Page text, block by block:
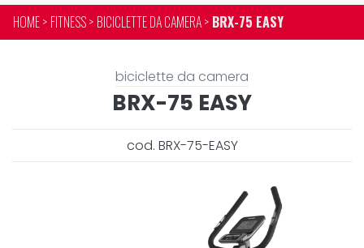
HOME > FITNESS > BICICLETTE DA CAMERA > BRX-75 EASY
biciclette da camera
BRX-75 EASY
cod. BRX-75-EASY